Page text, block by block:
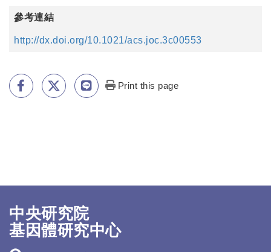
參考連結
http://dx.doi.org/10.1021/acs.joc.3c00553
Print this page
中央研究院
基因體研究中心